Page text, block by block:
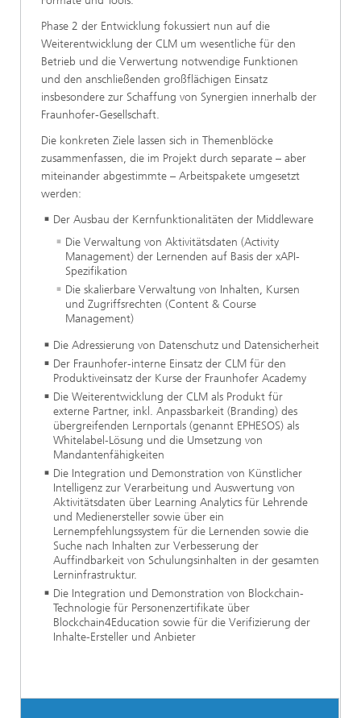
Phase 2 der Entwicklung fokussiert nun auf die
Weiterentwicklung der CLM um wesentliche für den
Betrieb und die Verwertung notwendige Funktionen
und den anschließenden großflächigen Einsatz
insbesondere zur Schaffung von Synergien innerhalb der
Fraunhofer-Gesellschaft.
Die konkreten Ziele lassen sich in Themenblöcke
zusammenfassen, die im Projekt durch separate – aber
miteinander abgestimmte – Arbeitspakete umgesetzt
werden:
Der Ausbau der Kernfunktionalitäten der Middleware
Die Verwaltung von Aktivitätsdaten (Activity
Management) der Lernenden auf Basis der xAPI-
Spezifikation
Die skalierbare Verwaltung von Inhalten, Kursen
und Zugriffsrechten (Content & Course
Management)
Die Adressierung von Datenschutz und Datensicherheit
Der Fraunhofer-interne Einsatz der CLM für den
Produktiveinsatz der Kurse der Fraunhofer Academy
Die Weiterentwicklung der CLM als Produkt für
externe Partner, inkl. Anpassbarkeit (Branding) des
übergreifenden Lernportals (genannt EPHESOS) als
Whitelabel-Lösung und die Umsetzung von
Mandantenfähigkeiten
Die Integration und Demonstration von Künstlicher
Intelligenz zur Verarbeitung und Auswertung von
Aktivitätsdaten über Learning Analytics für Lehrende
und Medienersteller sowie über ein
Lernempfehlungssystem für die Lernenden sowie die
Suche nach Inhalten zur Verbesserung der
Auffindbarkeit von Schulungsinhalten in der gesamten
Lerninfrastruktur.
Die Integration und Demonstration von Blockchain-
Technologie für Personenzertifikate über
Blockchain4Education sowie für die Verifizierung der
Inhalte-Ersteller und Anbieter